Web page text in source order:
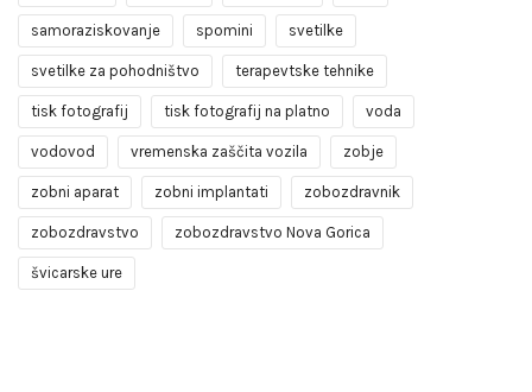
samoraziskovanje spomini svetilke
svetilke za pohodništvo terapevtske tehnike
tisk fotografij tisk fotografij na platno voda
vodovod vremenska zaščita vozila zobje
zobni aparat zobni implantati zobozdravnik
zobozdravstvo zobozdravstvo Nova Gorica
švicarske ure